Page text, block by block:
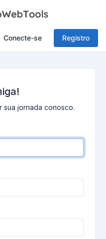
Conecte-se Registro
sua jornada conosco.